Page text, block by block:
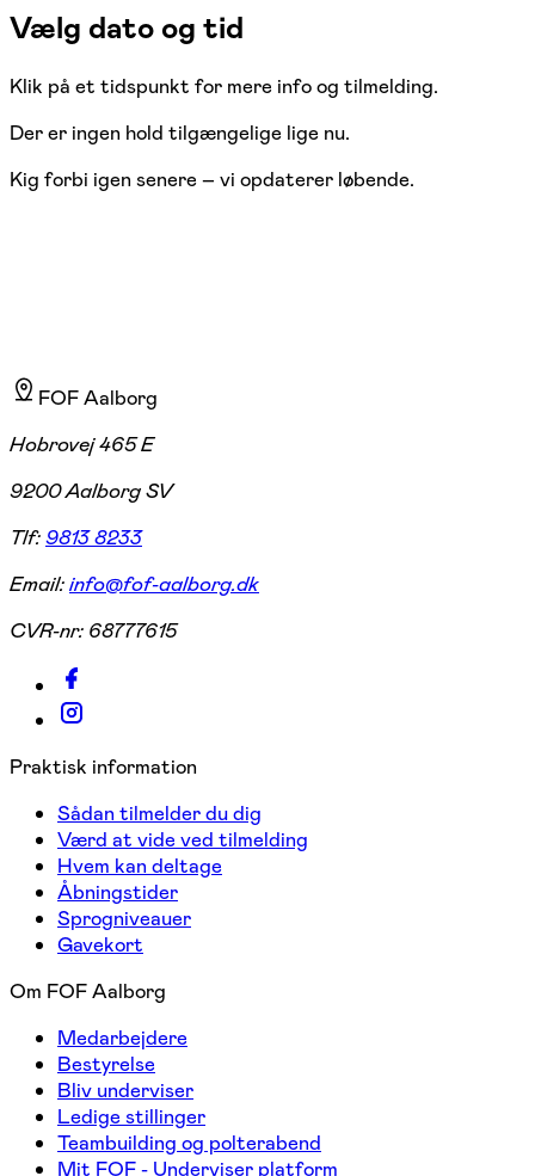
Vælg dato og tid
Klik på et tidspunkt for mere info og tilmelding.
Der er ingen hold tilgængelige lige nu.
Kig forbi igen senere – vi opdaterer løbende.
FOF Aalborg
Hobrovej 465 E
9200 Aalborg SV
Tlf:9813 8233
Email:info@fof-aalborg.dk
CVR-nr: 68777615
Praktisk information
Sådan tilmelder du dig
Værd at vide ved tilmelding
Hvem kan deltage
Åbningstider
Sprogniveauer
Gavekort
Om FOF Aalborg
Medarbejdere
Bestyrelse
Bliv underviser
Ledige stillinger
Teambuilding og polterabend
Mit FOF - Underviser platform